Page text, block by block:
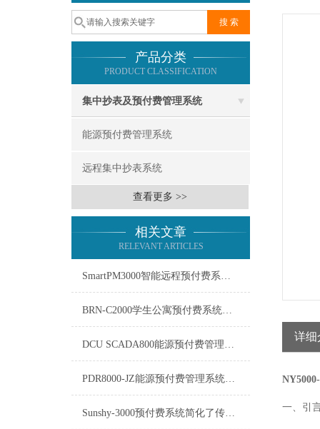
产品分类
PRODUCT CLASSIFICATION
集中抄表及预付费管理系统
能源预付费管理系统
远程集中抄表系统
查看更多 >>
相关文章
RELEVANT ARTICLES
SmartPM3000智能远程预付费系统在能源管理领域中发挥着重要作用
BRN-C2000学生公寓预付费系统的软件需要及时更新
DCU SCADA800能源预付费管理系统介绍
PDR8000-JZ能源预付费管理系统：重塑能源消费与管理的未来
Sunshy-3000预付费系统简化了传统的收费流程
详细
一、引